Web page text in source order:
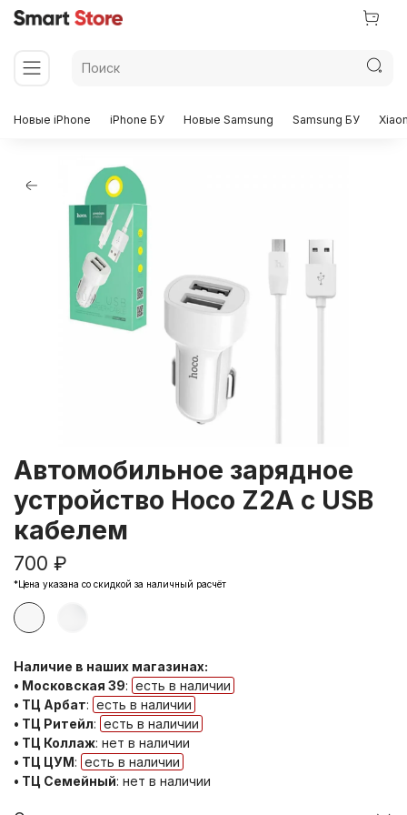
Новые iPhone iPhone БУ Новые Samsung Samsung БУ
Автомобильное зарядное
устройство Hoco Z2A c USB
кабелем
700 ₽
*Цена указана со скидкой за наличный расчёт
Наличие в наших магазинах:
• Московская 39: есть в наличии
• ТЦ Арбат: есть в наличии
• ТЦ Ритейл: есть в наличии
• ТЦ Коллаж: нет в наличии
• ТЦ ЦУМ: есть в наличии
• ТЦ Семейный: нет в наличии